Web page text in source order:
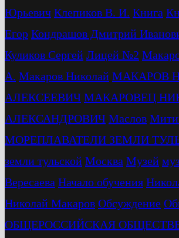
Юрьевич Клепиков В. И. Книга
Егор Кондрашов Дмитрий
Куликов Сергей Лицей №2
А. Макаров Николай МАКАРОВ
АЛЕКСЕЕВИЧ МАКАРОВЕЦ
АЛЕКСАНДРОВИЧ Маслов
МОРЕПЛАВАТЕЛИ ЗЕМЛИ
земли тульской Москва Музей
Вересаева Начало обучения
Николай Макаров Обсуждение
ОБЩЕРОССИЙСКАЯ